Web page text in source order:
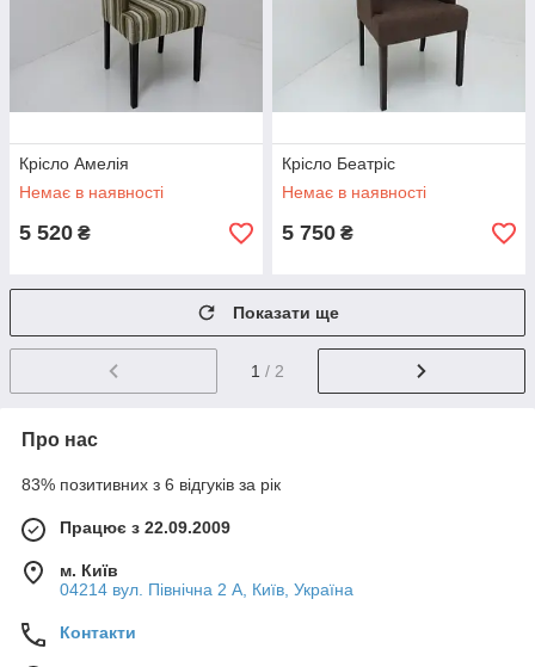
Крісло Амелія
Немає в наявності
5 520 ₴
Крісло Беатріс
Немає в наявності
5 750 ₴
Показати ще
1 / 2
Про нас
83% позитивних з 6 відгуків за рік
Працює з 22.09.2009
м. Київ
04214 вул. Північна 2 А, Київ, Україна
Контакти